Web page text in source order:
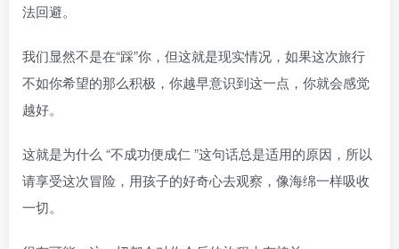
法回避。
我们显然不是在“踩”你，但这就是现实情况，如果这次旅行
不如你希望的那么积极，你越早意识到这一点，你就会感觉
越好。
这就是为什么 “不成功便成仁 ”这句话总是适用的原因，所以
请享受这次冒险，用孩子的好奇心去观察，像海绵一样吸收
一切。